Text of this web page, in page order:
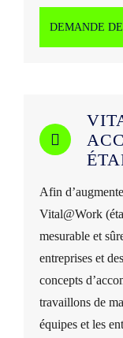
DEMANDE
Afin
Vital@Work
mesurable et
entreprises et
concepts
travaillons de
équipes et les